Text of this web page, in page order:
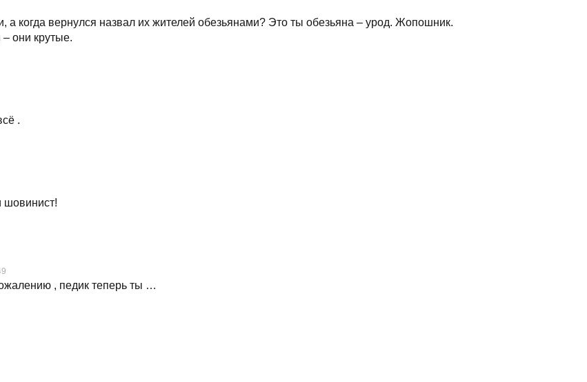
а когда вернулся назвал их жителей обезьянами? Это ты обезьяна – урод. Жопошник.
они крутые.
.
шовинист!
, педик теперь ты …